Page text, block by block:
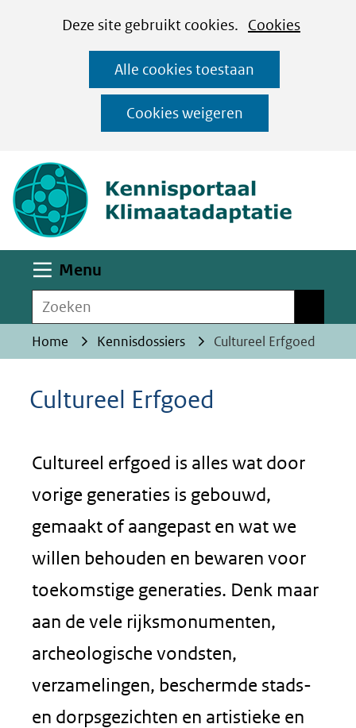
CookiesDeze site gebruikt cookies. Cookies
op
deze
website
worden
toegestaan
geweigerd.
Alle cookies toestaan
Cookies weigeren
Ga
naar
de
inhoud
Menu
Zoeken
Home Kennisdossiers Cultureel Erfgoed
Cultureel Erfgoed
Cultureel erfgoed is alles wat door
vorige generaties is gebouwd,
gemaakt of aangepast en wat we
willen behouden en bewaren voor
toekomstige generaties. Denk maar
aan de vele rijksmonumenten,
archeologische vondsten,
verzamelingen, beschermde stads-
en dorpsgezichten en artistieke en